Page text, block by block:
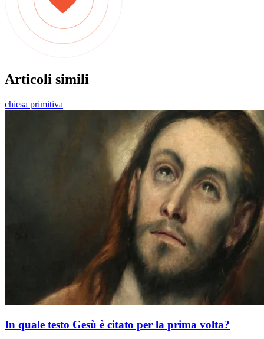
Articoli simili
chiesa primitiva
In quale testo Gesù è citato per la prima volta?